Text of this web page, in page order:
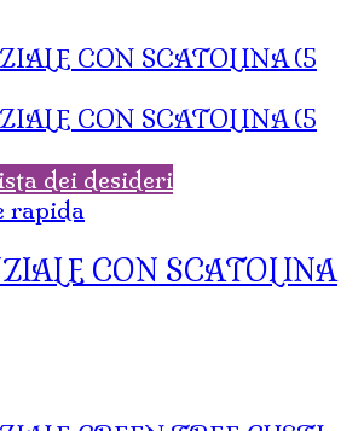
dei desideri
rapida
CON SCATOLINA